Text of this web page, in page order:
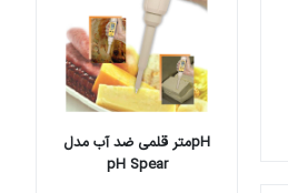
pHمتر قلمی ضد آب مدل
pH Spear